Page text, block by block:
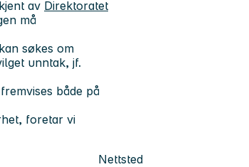
av Direktoratet
må
søkes om
unntak, jf.
både på
foretar vi
Nettsted